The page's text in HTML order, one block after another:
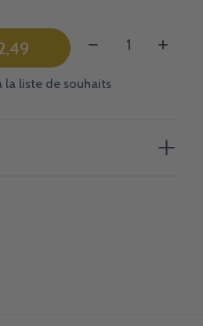
Quantité:
la liste de souhaits